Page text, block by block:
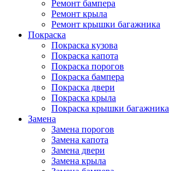
Ремонт бампера
Ремонт крыла
Ремонт крышки багажника
Покраска
Покраска кузова
Покраска капота
Покраска порогов
Покраска бампера
Покраска двери
Покраска крыла
Покраска крышки багажника
Замена
Замена порогов
Замена капота
Замена двери
Замена крыла